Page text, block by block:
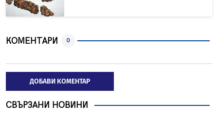
КОМЕНТАРИ 0
ДОБАВИ КОМЕНТАР
СВЪРЗАНИ НОВИНИ